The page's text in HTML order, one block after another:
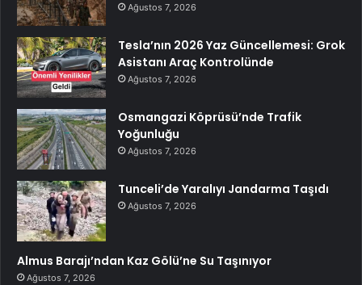
Ağustos 7, 2026
Tesla’nın 2026 Yaz Güncellemesi: Grok
Asistanı Araç Kontrolünde
Ağustos 7, 2026
Osmangazi Köprüsü’nde Trafik
Yoğunluğu
Ağustos 7, 2026
Tunceli’de Yaralıyı Jandarma Taşıdı
Ağustos 7, 2026
Almus Barajı’ndan Kaz Gölü’ne Su Taşınıyor
Ağustos 7, 2026